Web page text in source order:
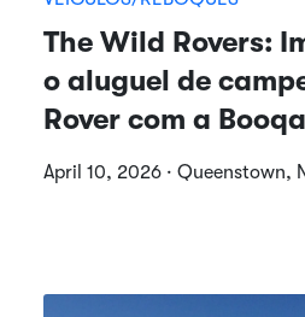
The Wild Rovers:
o aluguel de
Rover com a
April 10, 2026 · Queenstown,